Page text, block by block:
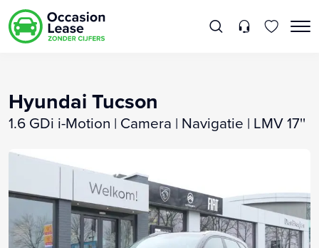
Hyundai Tucson
1.6 GDi i-Motion | Camera | Navigatie | LMV 17''